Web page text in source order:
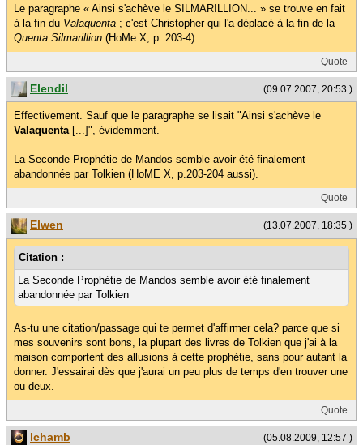
Le paragraphe « Ainsi s'achève le SILMARILLION... » se trouve en fait
à la fin du Valaquenta ; c'est Christopher qui l'a déplacé à la fin de la
Quenta Silmarillion (HoMe X, p. 203-4).
Quote
(09.07.2007, 20:53 )
Elendil
Effectivement. Sauf que le paragraphe se lisait "Ainsi s'achève le
Valaquenta[...]", évidemment.
La Seconde Prophétie de Mandos semble avoir été finalement
abandonnée par Tolkien (HoME X, p.203-204 aussi).
Quote
(13.07.2007, 18:35 )
Elwen
Citation :
La Seconde Prophétie de Mandos semble avoir été finalement
abandonnée par Tolkien
As-tu une citation/passage qui te permet d'affirmer cela? parce que si
mes souvenirs sont bons, la plupart des livres de Tolkien que j'ai à la
maison comportent des allusions à cette prophétie, sans pour autant la
donner. J'essairai dès que j'aurai un peu plus de temps d'en trouver une
ou deux.
Quote
(05.08.2009, 12:57 )
lchamb